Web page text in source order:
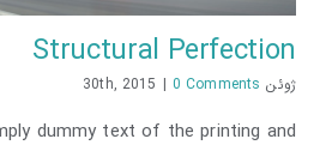
Structural Perfection
ژوئن 30th, 2015 | 0 Comments
dummy text of the printing and